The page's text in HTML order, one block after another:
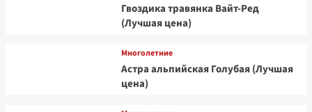
Гвоздика травянка Вайт-Ред
(Лучшая цена)
Многолетние
Астра альпийская Голубая (Лучшая
цена)